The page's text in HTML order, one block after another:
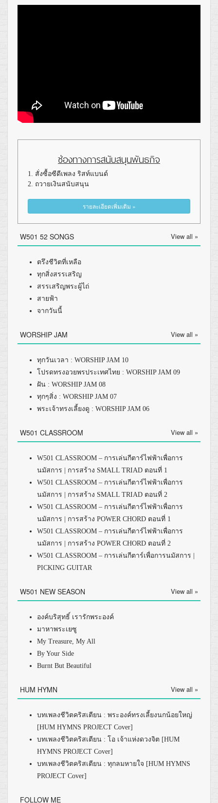
ช่องทางการสนับสนุนพันธกิจ
1. สั่งซื้อซีดีเพลง ริสท์แบนด์
2. ถวายเงินสนับสนุน
รายละเอียดเพิ่มเติม »
W501 52 SONGS View all »
ตรึงชีวิตที่เหลือ
ทุกสิ่งสรรเสริญ
สรรเสริญพระผู้ไถ่
สายฟ้า
จากวันนี้
WORSHIP JAM View all »
ทุกวันเวลา : WORSHIP JAM 10
โปรดทรงอวยพรประเทศไทย : WORSHIP JAM 09
ฝัน : WORSHIP JAM 08
ทุกๆสิ่ง : WORSHIP JAM 07
พระเจ้าทรงเลี้ยงดู : WORSHIP JAM 06
W501 CLASSROOM View all »
W501 CLASSROOM – การเล่นกีตาร์ไฟฟ้าเพื่อการ
นมัสการ | การสร้าง SMALL TRIAD ตอนที่ 1
W501 CLASSROOM – การเล่นกีตาร์ไฟฟ้าเพื่อการ
นมัสการ | การสร้าง SMALL TRIAD ตอนที่ 2
W501 CLASSROOM – การเล่นกีตาร์ไฟฟ้าเพื่อการ
นมัสการ | การสร้าง POWER CHORD ตอนที่ 1
W501 CLASSROOM – การเล่นกีตาร์ไฟฟ้าเพื่อการ
นมัสการ | การสร้าง POWER CHORD ตอนที่ 2
W501 CLASSROOM – การเล่นกีตาร์เพื่อการนมัสการ |
PICKING GUITAR
W501 NEW SEASON View all »
องค์บริสุทธิ์ เรารักพระองค์
มาหาพระเยซู
My Treasure, My All
By Your Side
Burnt But Beautiful
HUM HYMN View all »
บทเพลงชีวิตคริสเตียน : พระองค์ทรงเลี้ยงนกน้อยใหญ่
[HUM HYMNS PROJECT Cover]
บทเพลงชีวิตคริสเตียน : โอ เจ้าแห่งดวงจิต [HUM
HYMNS PROJECT Cover]
บทเพลงชีวิตคริสเตียน : ทุกลมหายใจ [HUM HYMNS
PROJECT Cover]
FOLLOW ME